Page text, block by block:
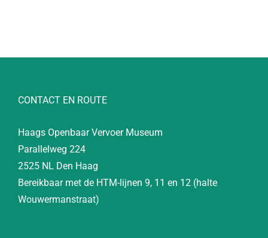
CONTACT EN ROUTE
Haags Openbaar Vervoer Museum
Parallelweg 224
2525 NL Den Haag
Bereikbaar met de HTM-lijnen 9, 11 en 12 (halte
Wouwermanstraat)